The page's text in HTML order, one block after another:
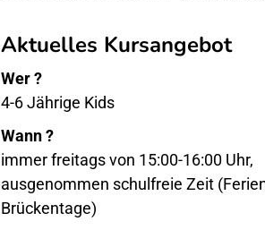
Aktuelles Kursangebot
Wer ?
4-6 Jährige Kids
Wann ?
immer freitags von 15:00-16:00 Uhr,
ausgenommen schulfreie Zeit
Brückentage)